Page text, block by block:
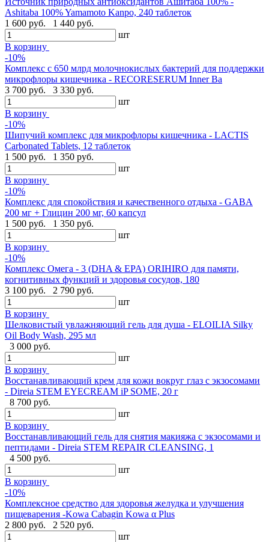
Ashitaba 100% Yamamoto Kanpo, 240 таблеток
1 600 руб.
1 440 руб.
шт
В корзину
-10%
Комплекс с 650 млрд молочнокислых бактерий для поддержки
микрофлоры кишечника - RECORESERUM Inner Ba
3 700 руб.
3 330 руб.
шт
В корзину
-10%
Шипучий комплекс для микрофлоры кишечника - LACTIS
Carbonated Tablets, 12 таблеток
1 500 руб.
1 350 руб.
шт
В корзину
-10%
Комплекс для спокойствия и качественного отдыха - GABA
200 мг + Глицин 200 мг, 60 капсул
1 500 руб.
1 350 руб.
шт
В корзину
-10%
Комплекс Омега - 3 (DHA & EPA) ORIHIRO для памяти,
когнитивных функций и здоровья сосудов, 180
3 100 руб.
2 790 руб.
шт
В корзину
Шелковистый увлажняющий гель для душа - ELOILIA Silky
Oil Body Wash, 295 мл
3 000 руб.
шт
В корзину
Восстанавливающий крем для кожи вокруг глаз с экзосомами
- Direia STEM EYECREAM iP SOME, 20 г
8 700 руб.
шт
В корзину
Восстанавливающий гель для снятия макияжа с экзосомами и
пептидами - Direia STEM REPAIR CLEANSING, 1
4 500 руб.
шт
В корзину
-10%
Комплексное средство для здоровья желудка и улучшения
пищеварения -Kowa Cabagin Kowa α Plus
2 800 руб.
2 520 руб.
шт